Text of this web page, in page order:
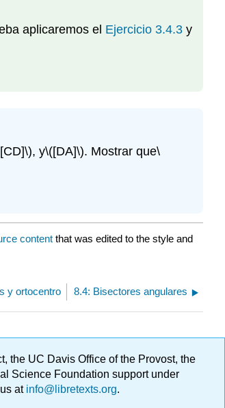
aplicaremos el Ejercicio 3.4.3 y
, y\([DA]\). Mostrar que\
content that was edited to the style and
y ortocentro 8.4: Bisectores angulares
the UC Davis Office of the Provost, the
Science Foundation support under
atinfo@libretexts.org.